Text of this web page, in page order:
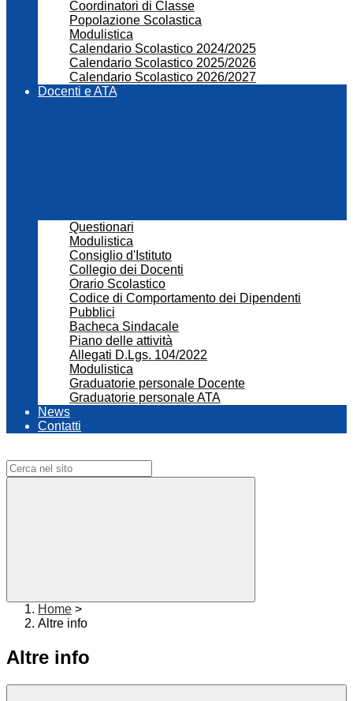
Coordinatori di Classe
Popolazione Scolastica
Modulistica
Calendario Scolastico 2024/2025
Calendario Scolastico 2025/2026
Calendario Scolastico 2026/2027
Docenti e ATA
Questionari
Modulistica
Consiglio d'Istituto
Collegio dei Docenti
Orario Scolastico
Codice di Comportamento dei Dipendenti
Pubblici
Bacheca Sindacale
Piano delle attività
Allegati D.Lgs. 104/2022
Modulistica
Graduatorie personale Docente
Graduatorie personale ATA
News
Contatti
Home >
Altre info
Altre info